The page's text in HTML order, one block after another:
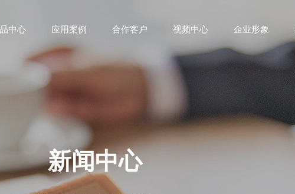
中心 应用案例 合作客户 视频中心 企业形象
新闻中心